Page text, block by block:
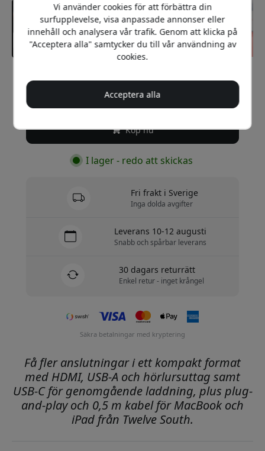
Rekommenderat pris
299 SEK
Köp nu
I lager - redo att skickas
Fri frakt i Sverige
Inga dolda avgifter
Leverans 10-12 augusti
Snabb och spårbar leverans
30 dagars returrätt
Enkel retur - inget krångel
Säkra betalningar med kryptering
Få fler anslutningar i ett kompakt format
med HDMI, USB-A och hörlursuttag samt
USB-C för genomgående laddning, plus plug-
and-play och 0,5 m kabel för MacBook och
iPad från Twelve South.
Vi använder cookies för att förbättra din
surfupplevelse, visa anpassade annonser eller
innehåll och analysera vår trafik. Genom att klicka på
"Acceptera alla" samtycker du till vår användning av
cookies.
Acceptera alla